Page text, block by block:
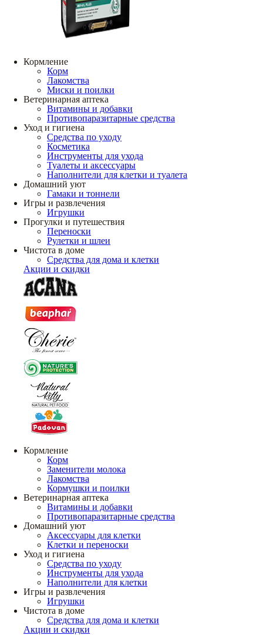
Кормление
Корм
Лакомства
Миски и поилки
Ветеринарная аптека
Витамины и добавки
Противопаразитарные средства
Уход и гигиена
Средства по уходу
Косметика
Инструменты для ухода
Туалеты и аксессуары
Наполнители для клетки и туалета
Домашний уют
Гамаки и тоннели
Игры и развлечения
Игрушки
Прогулки и путешествия
Переноски
Рулетки и шлеи
Чистота в доме
Средства для дома и клетки
Акции и скидки
Кормление
Корм
Заменители молока
Лакомства
Кормушки и поилки
Ветеринарная аптека
Витамины и добавки
Противопаразитарные средства
Домашний уют
Аксессуары для клетки
Клетки и переноски
Уход и гигиена
Средства по уходу
Инструменты для ухода
Наполнители для клетки
Игры и развлечения
Игрушки
Чистота в доме
Средства для дома и клетки
Акции и скидки